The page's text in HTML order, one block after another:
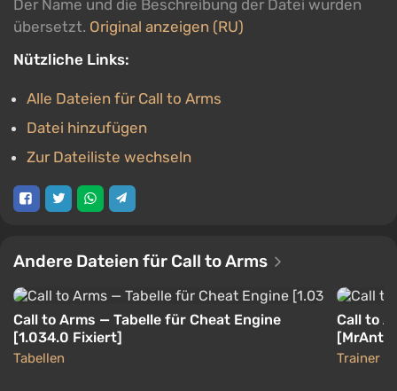
Der Name und die Beschreibung der Datei wurden
übersetzt. Original anzeigen (RU)
Nützliche Links:
Alle Dateien für Call to Arms
Datei hinzufügen
Zur Dateiliste wechseln
Andere Dateien für Call to Arms
Call to Arms — Tabelle für Cheat Engine
[1.034.0 Fixiert]
Tabellen
Call to
Trainer